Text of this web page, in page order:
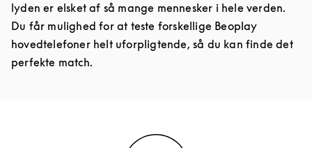
lyden er elsket af så mange mennesker i hele verden.
Du får mulighed for at teste forskellige Beoplay
hovedtelefoner helt uforpligtende, så du kan finde det
perfekte match.